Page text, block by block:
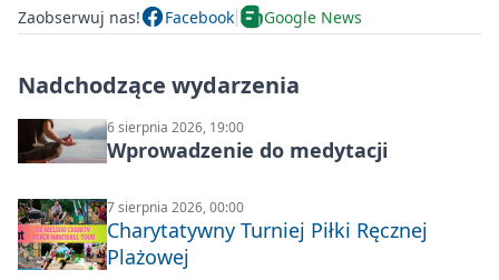
Zaobserwuj nas! Facebook Google News
Nadchodzące wydarzenia
6 sierpnia 2026, 19:00
Wprowadzenie do medytacji
7 sierpnia 2026, 00:00
Charytatywny Turniej Piłki Ręcznej
Plażowej